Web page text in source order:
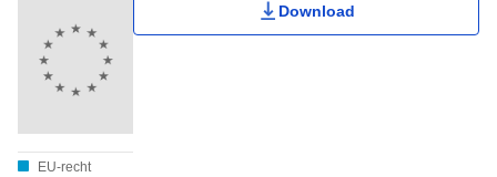
EU-recht
Download